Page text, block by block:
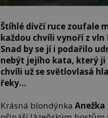
Štíhlé dívčí ruce zoufale
každou chvíli vynoří z
Snad by se jí i podařilo
nebýt jejího kata, který ji
chvíli už se světlovlasá
řeky…
Krásná blondýnka